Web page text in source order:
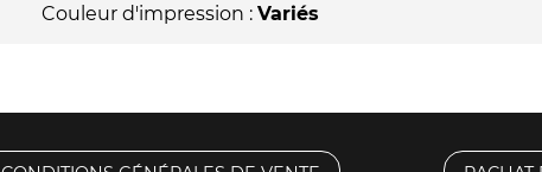
Couleur d'impression : Variés